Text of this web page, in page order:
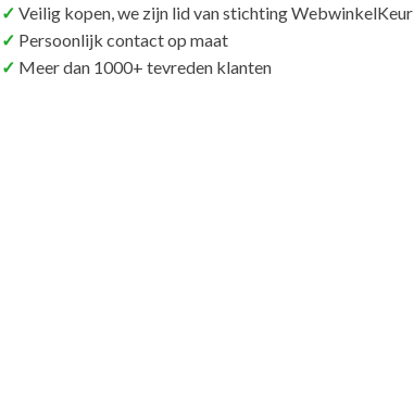
Veilig kopen, we zijn lid van stichting WebwinkelKeur
Persoonlijk contact op maat
Meer dan 1000+ tevreden klanten